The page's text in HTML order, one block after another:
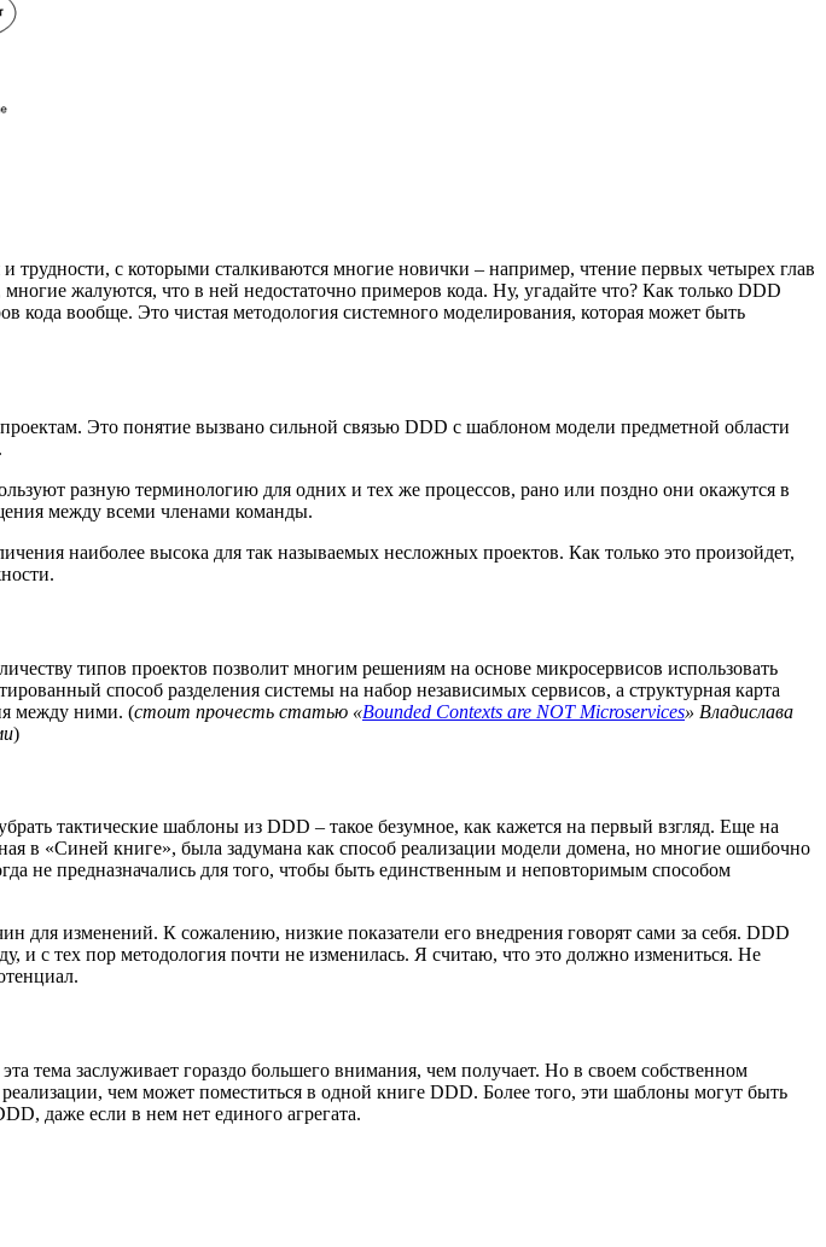
с которыми сталкиваются многие новички – например, чтение первых четырех глав
жалуются, что в ней недостаточно примеров кода. Ну, угадайте что? Как только DDD
кода вообще. Это чистая методология системного моделирования, которая может быть
Это понятие вызвано сильной связью DDD с шаблоном модели предметной области
разную терминологию для одних и тех же процессов, рано или поздно они окажутся в
между всеми членами команды.
наиболее высока для так называемых несложных проектов. Как только это произойдет,
типов проектов позволит многим решениям на основе микросервисов использовать
способ разделения системы на набор независимых сервисов, а структурная карта
между ними. (стоит прочесть статью «Bounded Contexts are NOT Microservices» Владислава
)
тактические шаблоны из DDD – такое безумное, как кажется на первый взгляд. Еще на
в «Синей книге», была задумана как способ реализации модели домена, но многие ошибочно
не предназначались для того, чтобы быть единственным и неповторимым способом
для изменений. К сожалению, низкие показатели его внедрения говорят сами за себя. DDD
и с тех пор методология почти не изменилась. Я считаю, что это должно измениться. Не
тема заслуживает гораздо большего внимания, чем получает. Но в своем собственном
чем может поместиться в одной книге DDD. Более того, эти шаблоны могут быть
даже если в нем нет единого агрегата.